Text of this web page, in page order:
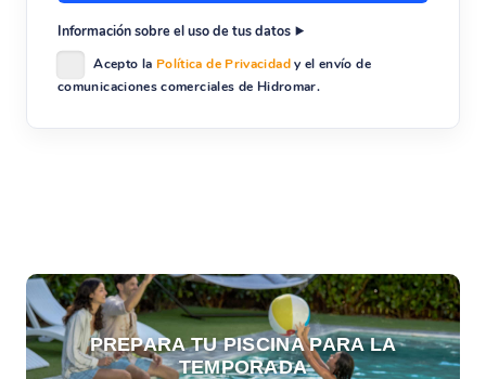
Información sobre el uso de tus datos
Acepto la Política de Privacidady el envío de
comunicaciones comerciales de Hidromar.
PREPARA TU PISCINA PARA LA
TEMPORADA